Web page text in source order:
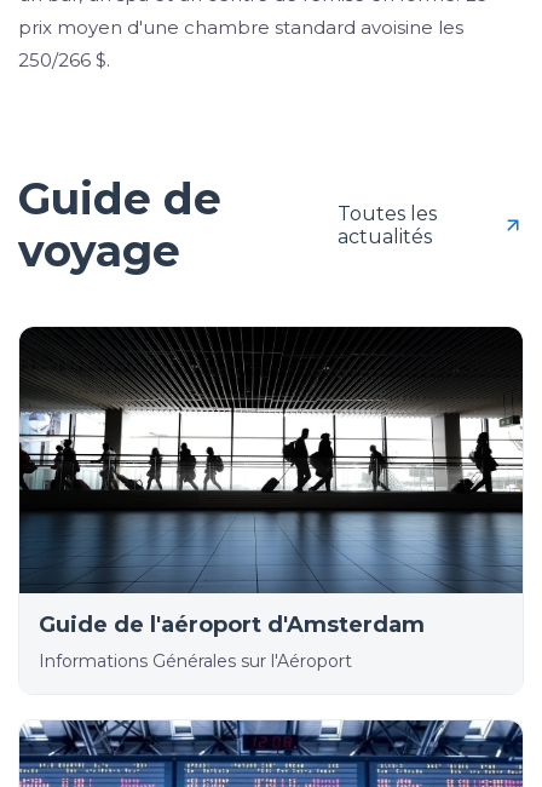
prix moyen d'une chambre standard avoisine les
250/266 $.
Guide de
voyage
Toutes les
actualités
Guide de l'aéroport d'Amsterdam
Informations Générales sur l'Aéroport